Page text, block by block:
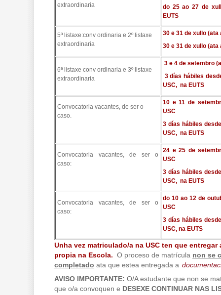
extraordinaria
do 25 ao 27 de
EUTS
5ª listaxe:conv ordinaria e 2º listaxe
extraordinaria
30 e 31 de xullo (ata
30 e 31 de xullo (ata
6ª listaxe conv ordinaria e 3º listaxe
extraordinaria
3 e 4 de setembro
3 días hábiles
USC, na EUTS
Convocatoria vacantes, de ser o
caso.
10 e 11 de
USC
3 días hábiles
USC, na EUTS
Convocatoria vacantes, de ser o
caso:
24 e 25 de
USC
3 días hábiles
USC, na EUTS
Convocatoria vacantes, de ser o
caso:
do 10 ao 12 de
USC
3 días hábiles
USC, na EUTS
Unha vez matriculado/a na USC ten que
propia na Escola. O proceso de matrícula non se
completado ata que estea entregada a
AVISO IMPORTANTE: O/A estudante que non se
que o/a convoquen e DESEXE CONTINUAR NAS